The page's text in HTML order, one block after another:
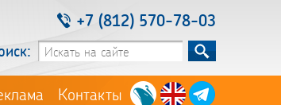
+7 (812) 570-78-03
Контакты